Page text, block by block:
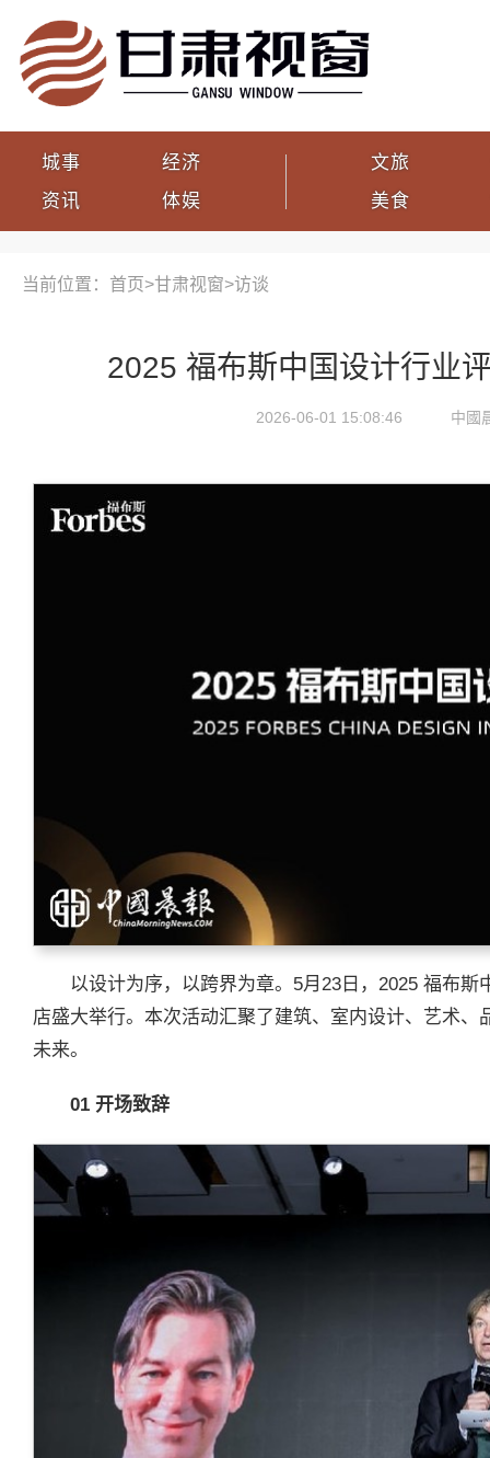
城事
资讯
经济
体娱
文旅
美食
当前位置：首页>甘肃视窗>访谈
2025 福布斯中国设计行业
2026-06-01 15:08:46 中國
以设计为序，以跨界为章。5月23日，2025 福布
店盛大举行。本次活动汇聚了建筑、室内设计、艺术
未来。
01 开场致辞